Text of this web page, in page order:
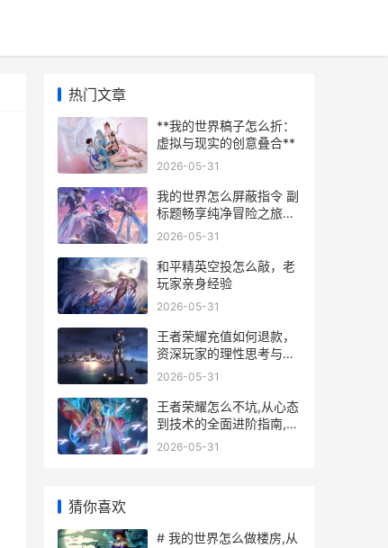
热门文章
**我的世界稿子怎么折：
虚拟与现实的创意叠合**
2026-05-31
我的世界怎么屏蔽指令 副
标题畅享纯净冒险之旅的
秘诀
2026-05-31
和平精英空投怎么敲，老
玩家亲身经验
2026-05-31
王者荣耀充值如何退款，
资深玩家的理性思考与务
实指南，副标题，未成年
2026-05-31
王者荣耀怎么不坑,从心态
到技术的全面进阶指南,副
标题成为团队可靠的支柱
2026-05-31
猜你喜欢
# 我的世界怎么做楼房,从